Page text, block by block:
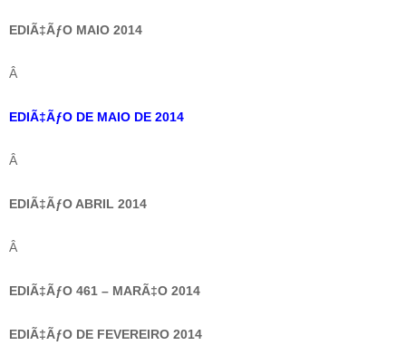
EDIÃ‡ÃƒO MAIO 2014
Â
EDIÃ‡ÃƒO DE MAIO DE 2014
Â
EDIÃ‡ÃƒO ABRIL 2014
Â
EDIÃ‡ÃƒO 461 – MARÃ‡O 2014
EDIÃ‡ÃƒO DE FEVEREIRO 2014